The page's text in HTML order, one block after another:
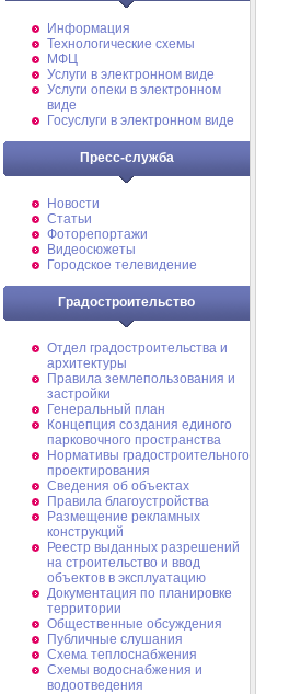
Информация
Технологические схемы
МФЦ
Услуги в электронном виде
Услуги опеки в электронном
виде
Госуслуги в электронном виде
Пресс-служба
Новости
Статьи
Фоторепортажи
Видеосюжеты
Городское телевидение
Градостроительство
Отдел градостроительства и
архитектуры
Правила землепользования и
застройки
Генеральный план
Концепция создания единого
парковочного пространства
Нормативы градостроительного
проектирования
Сведения об объектах
Правила благоустройства
Размещение рекламных
конструкций
Реестр выданных разрешений
на строительство и ввод
объектов в эксплуатацию
Документация по планировке
территории
Общественные обсуждения
Публичные слушания
Схема теплоснабжения
Схемы водоснабжения и
водоотведения